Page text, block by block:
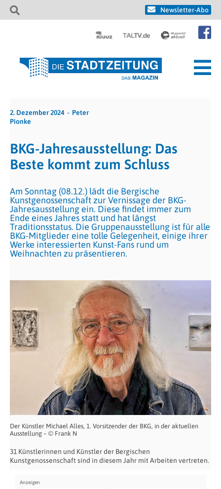
Newsletter-Abo
2. Dezember 2024
Peter
Pionke
BKG-Jahresausstellung: Das
Beste kommt zum Schluss
Am Sonntag (08.12.) lädt die Bergische
Kunstgenossenschaft zur Vernissage der BKG-
Jahresausstellung ein. Diese findet immer zum
Ende eines Jahres statt und hat längst
Traditionsstatus. Die Gruppenausstellung ist für alle
BKG-Mitglieder eine tolle Gelegenheit, einige ihrer
Werke interessierten Kunst-Fans rund um
Weihnachten zu präsentieren.
Der Künstler Michael Alles, 1. Vorsitzender der BKG, in der aktuellen
Ausstellung – © Frank N
31 Künstlerinnen und Künstler der Bergischen
Kunstgenossenschaft sind in diesem Jahr mit Arbeiten vertreten.